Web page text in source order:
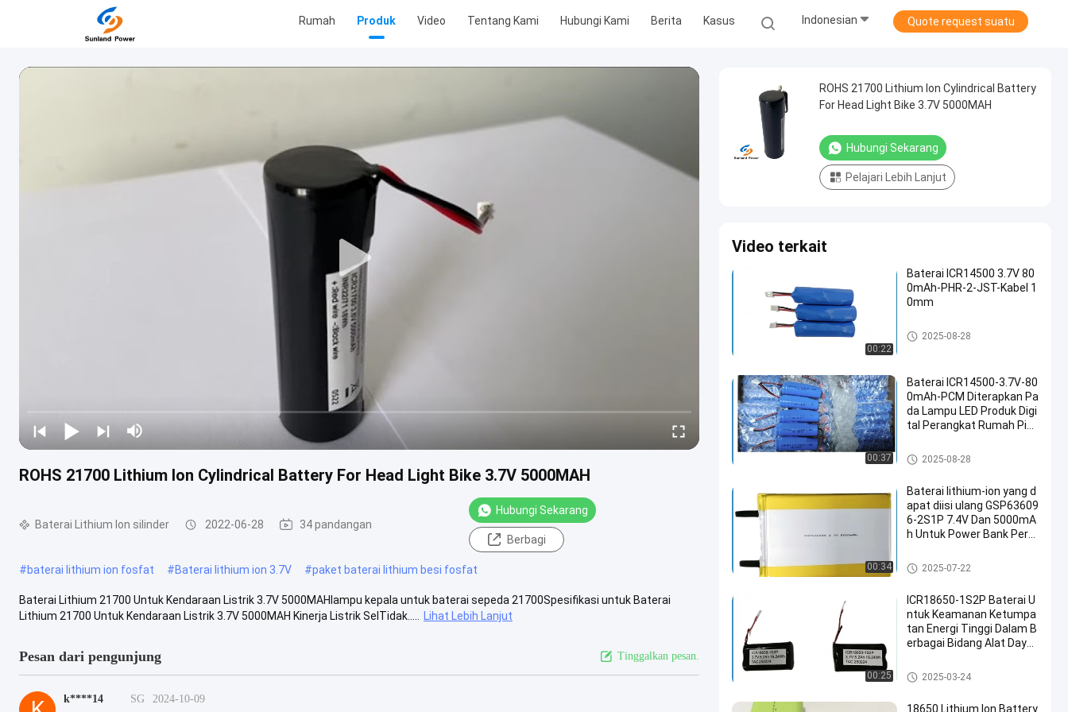
Rumah Produk Video Tentang Kami Hubungi Kami Berita Kasus Indonesian Quote request suatu
ROHS 21700 Lithium Ion Cylindrical Battery For Head Light Bike 3.7V 5000MAH
Baterai Lithium Ion silinder 2022-06-28 34 pandangan
Hubungi Sekarang
Berbagi
#baterai lithium ion fosfat #Baterai lithium ion 3.7V #paket baterai lithium besi fosfat
Baterai Lithium 21700 Untuk Kendaraan Listrik 3.7V 5000MAHlampu kepala untuk baterai sepeda 21700Spesifikasi untuk Baterai
Lithium 21700 Untuk Kendaraan Listrik 3.7V 5000MAH Kinerja Listrik SelTidak.....
Lihat Lebih Lanjut
Pesan dari pengunjung Tinggalkan pesan.
k****14 SG
2024-10-09
ROHS 21700 Lithium Ion Cylindrical Battery
For Head Light Bike 3.7V 5000MAH
Hubungi Sekarang
Pelajari Lebih Lanjut
Video terkait
00:22
Baterai ICR14500 3.7V 80
0mAh-PHR-2-JST-Kabel 1
0mm
Baterai Lithium Ion silinder
2025-08-28
00:37
Baterai ICR14500-3.7V-80
0mAh-PCM Diterapkan Pa
da Lampu LED Produk Digi
tal Perangkat Rumah Pint
gi Elektrik Alat Cukur
Baterai Lithium Ion silinder
2025-08-28
00:34
Baterai lithium-ion yang d
apat diisi ulang GSP63609
6-2S1P 7.4V Dan 5000mA
h Untuk Power Bank Pera
ng Lampu senter Pencah
ayaan Peralatan Elektroni
Baterai Lithium Ion silinder
2025-07-22
00:25
ICR18650-1S2P Baterai U
ntuk Keamanan Ketumpa
tan Energi Tinggi Dalam B
erbagai Bidang Alat Daya
daraan Listrik
Baterai Lithium Ion silinder
2025-03-24
18650 Lithium Ion Battery